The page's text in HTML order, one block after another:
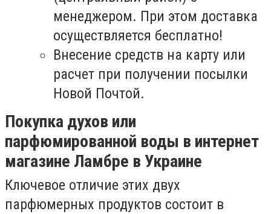
менеджером. При этом доставка
осуществляется бесплатно!
Внесение средств на карту или
расчет при получении посылки
Новой Почтой.
Покупка духов или
парфюмированной воды в интернет
магазине Ламбре в Украине
Ключевое отличие этих двух
парфюмерных продуктов состоит в